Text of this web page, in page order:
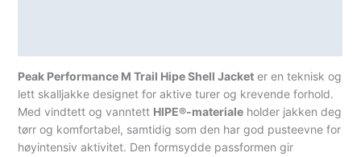
Peak Performance M Trail Hipe Shell Jacket er en teknisk og
lett skalljakke designet for aktive turer og krevende forhold.
Med vindtett og vanntett HIPE®-materiale holder jakken deg
tørr og komfortabel, samtidig som den har god pusteevne for
høyintensiv aktivitet. Den formsydde passformen gir